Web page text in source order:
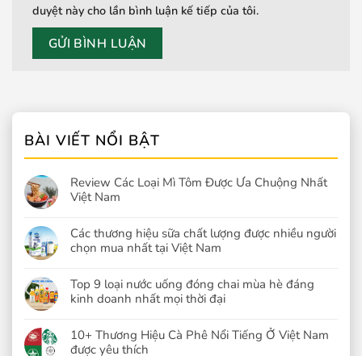
duyệt này cho lần bình luận kế tiếp của tôi.
BÀI VIẾT NỔI BẬT
Review Các Loại Mì Tôm Được Ưa Chuộng Nhất
Việt Nam
Các thương hiệu sữa chất lượng được nhiều người
chọn mua nhất tại Việt Nam
Top 9 loại nước uống đóng chai mùa hè đáng
kinh doanh nhất mọi thời đại
10+ Thương Hiệu Cà Phê Nổi Tiếng Ở Việt Nam
được yêu thích